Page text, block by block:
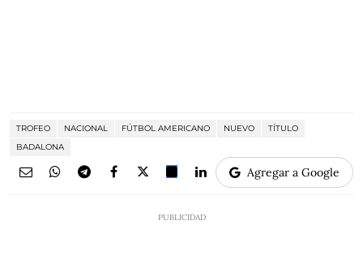
TROFEO NACIONAL FÚTBOL AMERICANO NUEVO
TÍTULO
BADALONA
Agregar a Google